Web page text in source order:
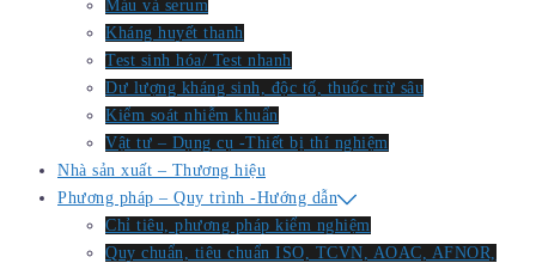
Máu và serum
Kháng huyết thanh
Test sinh hóa/ Test nhanh
Dư lượng kháng sinh, độc tố, thuốc trừ sâu
Kiểm soát nhiễm khuẩn
Vật tư – Dụng cụ -Thiết bị thí nghiệm
Nhà sản xuất – Thương hiệu
Phương pháp – Quy trình -Hướng dẫn
Chỉ tiêu, phương pháp kiểm nghiệm
Quy chuẩn, tiêu chuẩn ISO, TCVN, AOAC, AFNOR,